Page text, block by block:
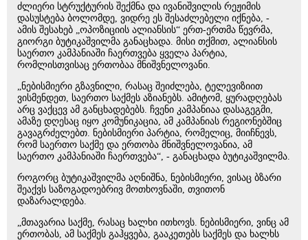
ძლიერი სტრუქტურის შექმნა და ივანიშვილის რეჟიმის
დასუსტება ბოლომდე, ვიდრე ეს შესაძლებელი იქნება, -
ამის შესახებ „ოპოზიციის ალიანსის“ ერთ-ერთმა წევრმა,
გიორგი ბუტიკაშვილმა განაცხადა. მისი თქმით, ალიანსის
საერთო კამპანიაში ჩაერთვება ყველა პარტია,
რომლისთვისაც ერთობაა მნიშვნელოვანი.
„ნებისმიერი გზავნილი, რასაც შეიძლება, ტელევიზიით
ვისმენდეთ, საერთო საქმეს აზიანებს. ამიტომ, ყურადღებას
არც ვაქცევ ამ განცხადებებს. ჩვენი კამპანიაა დასაგეგმი,
ამაზე დღესაც იყო კომუნიკაცია, ამ კამპანიას რეგიონებშიც
გავაგრძელებთ. ნებისმიერი პარტია, რომელიც, მიიჩნევს,
რომ საერთო საქმე და ერთობა მნიშვნელოვანია, ამ
საერთო კამპანიაში ჩაერთვება“, - განაცხადა ბუტიკაშვილმა.
როგორც ბუტიკაშვილმა აღნიშნა, ნებისმიერი, ვისაც ბზარი
შეაქვს საზოგადოებრივ მოთხოვნაში, თვითონ
დაზარალდება.
„მთავარია საქმე, რასაც ხალხი ითხოვს. ნებისმიერი, ვინც ამ
ერთობას, ამ საქმეს გაჰყვება, გააკეთებს საქმეს და ხალხს